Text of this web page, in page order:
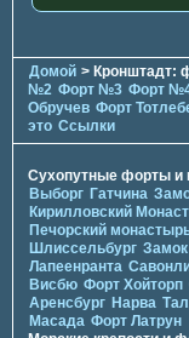
Домой > Кронштадт:
№2 Форт №3 Форт
Обручев Форт
это Ссылки
Сухопутные форты и
Выборг Гатчина
Кирилловский
Печорcкий
Шлиссельбург Замок
Лапеенранта
Висбю Форт Хойторп
Аренсбург Нарва
Масада Форт Латрун